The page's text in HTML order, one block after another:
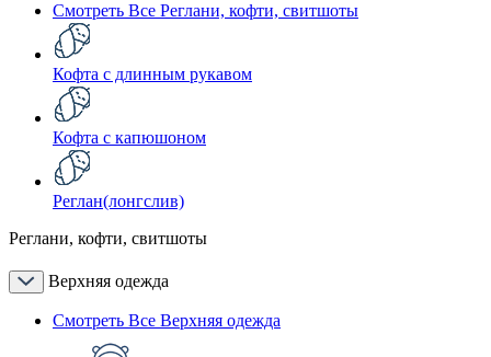
Смотреть Все Реглани, кофти, свитшоты
Кофта с длинным рукавом
Кофта с капюшоном
Реглан(лонгслив)
Реглани, кофти, свитшоты
Верхняя одежда
Смотреть Все Верхняя одежда